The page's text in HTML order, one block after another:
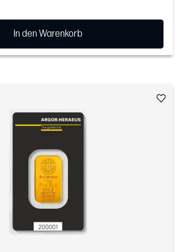
In den Warenkorb